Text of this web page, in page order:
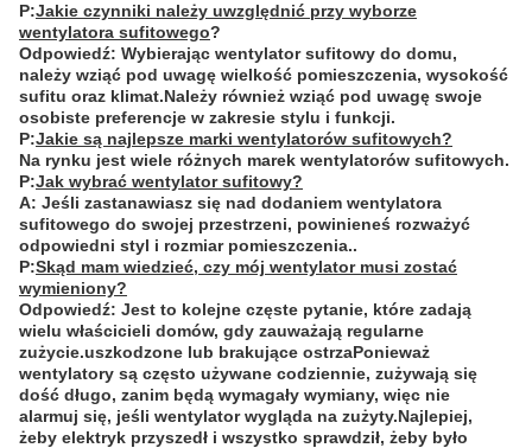
P:Jakie czynniki należy uwzględnić przy wyborze
wentylatora sufitowego?
Odpowiedź: Wybierając wentylator sufitowy do domu,
należy wziąć pod uwagę wielkość pomieszczenia, wysokość
sufitu oraz klimat.Należy również wziąć pod uwagę swoje
osobiste preferencje w zakresie stylu i funkcji.
P:Jakie są najlepsze marki wentylatorów sufitowych?
Na rynku jest wiele różnych marek wentylatorów sufitowych.
P:Jak wybrać wentylator sufitowy?
A: Jeśli zastanawiasz się nad dodaniem wentylatora
sufitowego do swojej przestrzeni, powinieneś rozważyć
odpowiedni styl i rozmiar pomieszczenia..
P:Skąd mam wiedzieć, czy mój wentylator musi zostać
wymieniony?
Odpowiedź: Jest to kolejne częste pytanie, które zadają
wielu właścicieli domów, gdy zauważają regularne
zużycie.uszkodzone lub brakujące ostrzaPonieważ
wentylatory są często używane codziennie, zużywają się
dość długo, zanim będą wymagały wymiany, więc nie
alarmuj się, jeśli wentylator wygląda na zużyty.Najlepiej,
żeby elektryk przyszedł i wszystko sprawdził, żeby było